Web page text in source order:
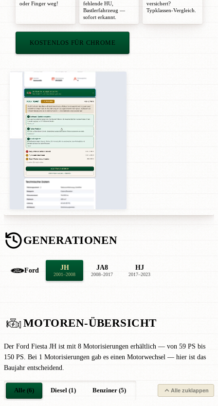
oder Finger weg!
fehlende HU,
Bastlerfahrzeug —
sofort erkannt.
versichert?
Typklassen-Vergleich.
KOSTENLOS FÜR CHROME
GENERATIONEN
Ford JH
2001–2008
JA8
2008–2017
HJ
2017–2023
MOTOREN-ÜBERSICHT
Der Ford Fiesta JH ist mit 8 Motorisierungen erhältlich — von 59 PS bis
150 PS. Bei 1 Motorisierungen gab es einen Motorwechsel — hier ist das
Baujahr entscheidend.
Alle (6) Diesel (1) Benziner (5) Alle zuklappen